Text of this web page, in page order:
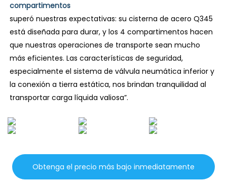
compartimentos
superó nuestras expectativas: su cisterna de acero Q345
está diseñada para durar, y los 4 compartimentos hacen
que nuestras operaciones de transporte sean mucho
más eficientes. Las características de seguridad,
especialmente el sistema de válvula neumática inferior y
la conexión a tierra estática, nos brindan tranquilidad al
transportar carga líquida valiosa”.
Obtenga el precio más bajo inmediatamente